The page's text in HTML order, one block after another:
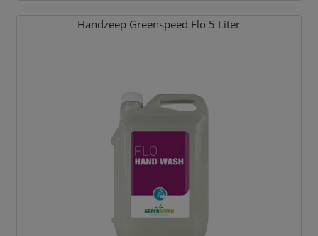
Handzeep Greenspeed Flo 5 Liter